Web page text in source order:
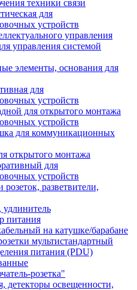
техники связи
для
устройств
управления
управления системой
элементы, основания для
для
устройств
для открытого монтажа
устройств
для коммуникационных
открытого монтажа
для
устройств
разветвители,
удлинитель
питания
на катушке/барабане
мультистандартный
питания (PDU)
розетка"
детекторы освещенности,